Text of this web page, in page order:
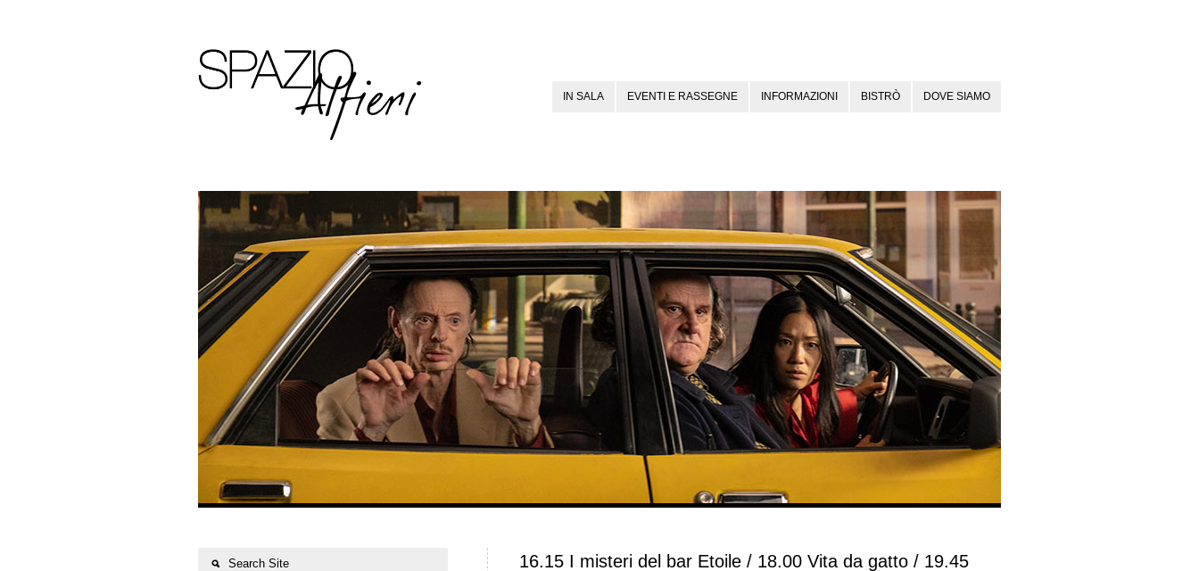
IN SALA EVENTI E RASSEGNE INFORMAZIONI BISTRÒ DOVE SIAMO
16.15 I misteri del bar Etoile / 18.00 Vita da gatto / 19.45